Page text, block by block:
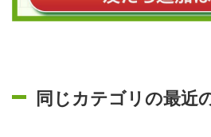
同じカテゴリの最近